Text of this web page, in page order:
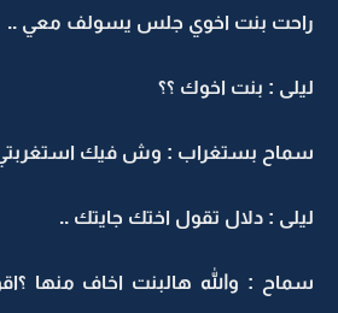
راحت بنت اخوي جلس يسولف معي ..
ليلى : بنت اخوك ؟؟
سماح بستغراب : وش فيك
ليلى : دلال تقول اختك جايتك ..
سماح : والله هالبنت اخاف منها